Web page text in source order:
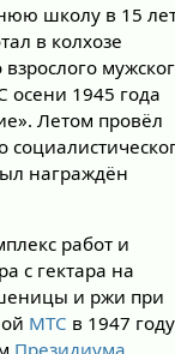
школу в 15
в колхозе
осени 1945 года
Летом провёл
награждён
работ и
с гектара на
и ржи при
МТС в 1947 году
Президиума